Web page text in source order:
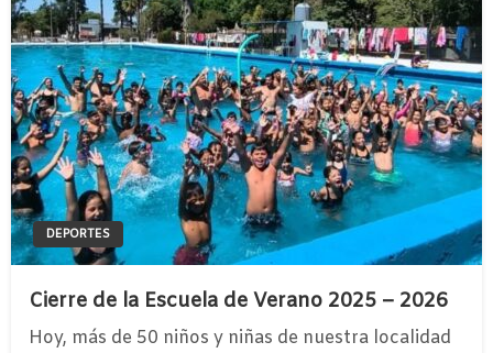
DEPORTES
Cierre de la Escuela de Verano 2025 – 2026
Hoy, más de 50 niños y niñas de nuestra localidad